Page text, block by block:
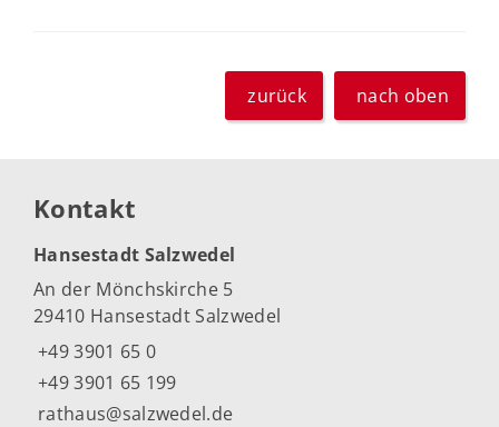
zurück nach oben
Kontakt
Hansestadt Salzwedel
An der Mönchskirche 5
29410 Hansestadt Salzwedel
+49 3901 65 0
+49 3901 65 199
rathaus@salzwedel.de